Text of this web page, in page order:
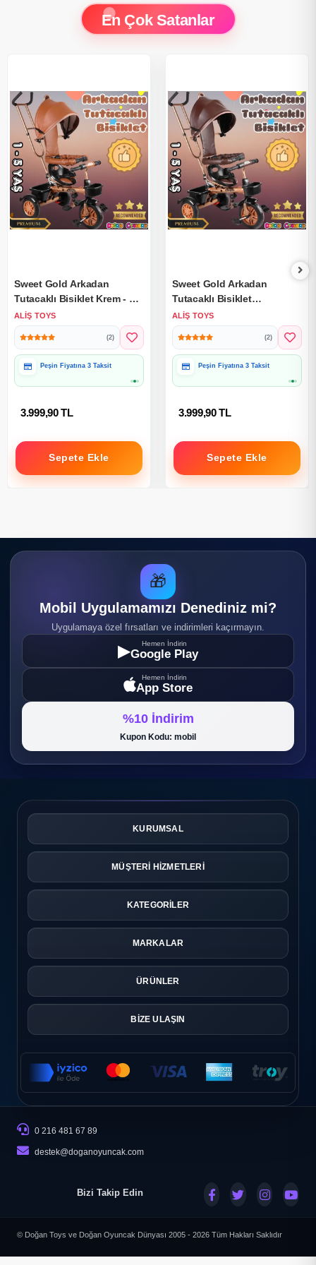
En Çok Satanlar
Sweet Gold Arkadan
Tutacaklı Bisiklet Krem - Üç
Tekerli İtmeli Bisiklet -
Ebeveyn Kontröllü Bisiklet
Bebek Bisikleti
ALIŞ TOYS
(2)
Peşin Fiyatına 3 Taksit
3.999,90 TL
Sepete Ekle
Sweet Gold Arkadan
Tutacaklı Bisiklet
Kahverengi - Üç Tekerli
İtmeli Bisiklet - Ebeveyn
Kontröllü Bisiklet Bebek
Bisikleti
ALIŞ TOYS
(2)
Peşin Fiyatına 3 Taksit
3.999,90 TL
Sepete Ekle
🎁
Mobil Uygulamamızı Denediniz mi?
Uygulamaya özel fırsatları ve indirimleri kaçırmayın.
▶ Hemen İndirin
Google Play
Hemen İndirin
App Store
%10 İndirim
Kupon Kodu: mobil
KURUMSAL
MÜŞTERİ HİZMETLERİ
KATEGORİLER
MARKALAR
ÜRÜNLER
BİZE ULAŞIN
0 216 481 67 89
destek@doganoyuncak.com
Bizi Takip Edin
© Doğan Toys ve Doğan Oyuncak Dünyası 2005 - 2026 Tüm Hakları Saklıdır